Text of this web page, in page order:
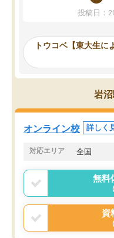
か、オプションは付帯す
事が出来ました。
ーティングを行い、その
見てから講師を決定する
す。
うちの子は、初回面談の
オンラインツールを使用
共有があり宿題もそちら
でした。
言う事で講師変更の申
まりに短期での変更だ
う事にして退会しまし
戻せ、授業内容や講師
と思います。
投稿日：
トウコベ【東大生に
岩
オンライン校 詳しく
対応エリア 全国
無料
資